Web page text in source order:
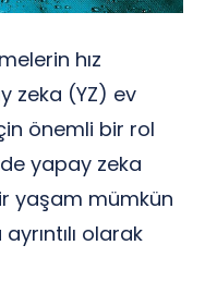
hız
zeka (YZ) ev
önemli bir rol
yapay zeka
yaşam mümkün
olarak